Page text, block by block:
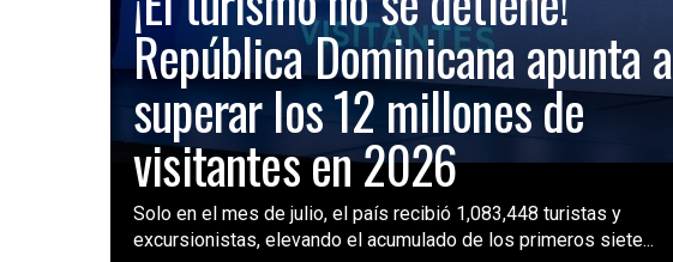
República Dominicana apunta a
superar los 12 millones de
visitantes en 2026
Solo en el mes de julio, el país recibió 1,083,448 turistas y
excursionistas, elevando el acumulado de los primeros siete...